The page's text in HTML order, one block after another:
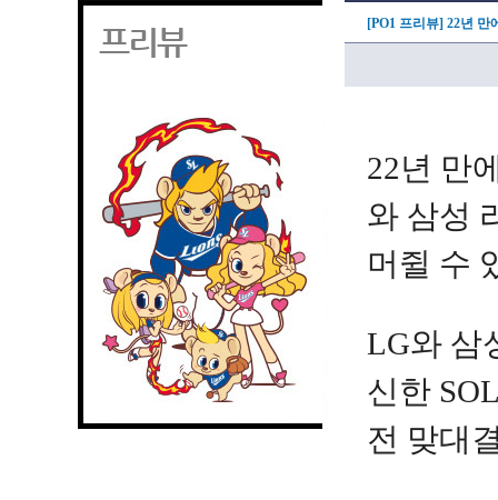
프리뷰 [PO1 프리뷰] 22년 만
22년 만
와 삼성
머쥘 수
LG와 삼
신한
전 맞대